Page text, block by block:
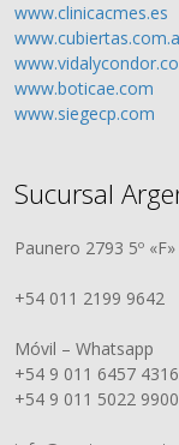
www.clinicacmes.es
www.boticae.com
www.siegecp.com
Sucursal
Paunero 2793 5º
+54 011 2199 9642
Móvil – Whatsapp
+54 9 011 6457 4316
+54 9 011 5022 9900